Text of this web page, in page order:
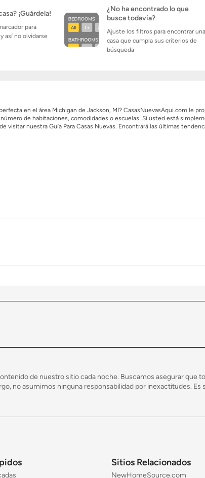
¡Guárdela!
para
así no olvidarse
¿No ha encontrado lo que
busca todavía?
Ajuste los filtros para encontrar una
casa que cumpla sus criterios de
búsqueda
en el área Michigan de Jackson, MI? CasasNuevasAqui.com le
de habitaciones, comodidades o escuelas. Si usted está
visitar nuestra Guía Para Casas Nuevas. Encontrará las últimas
de nuestro sitio cada noche. Buscamos asegurar que
no asumimos ninguna responsabilidad por inexactitudes.
Sitios Relacionados
NewHomeSource.com